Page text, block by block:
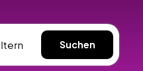
Suchen